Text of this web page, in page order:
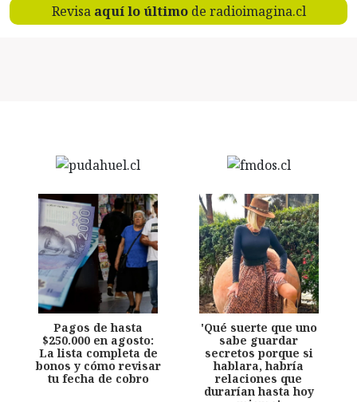
Revisa aquí lo últimode radioimagina.cl
Pagos de hasta
$250.000 en agosto:
La lista completa de
bonos y cómo revisar
tu fecha de cobro
'Qué suerte que uno
sabe guardar
secretos porque si
hablara, habría
relaciones que
durarían hasta hoy